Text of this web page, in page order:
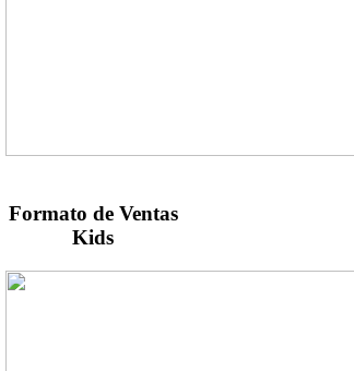
Formato de Ventas
Kids